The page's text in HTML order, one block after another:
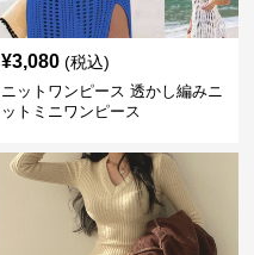
¥3,080 (税込)
ニットワンピース 透かし編みニ
ットミニワンピース